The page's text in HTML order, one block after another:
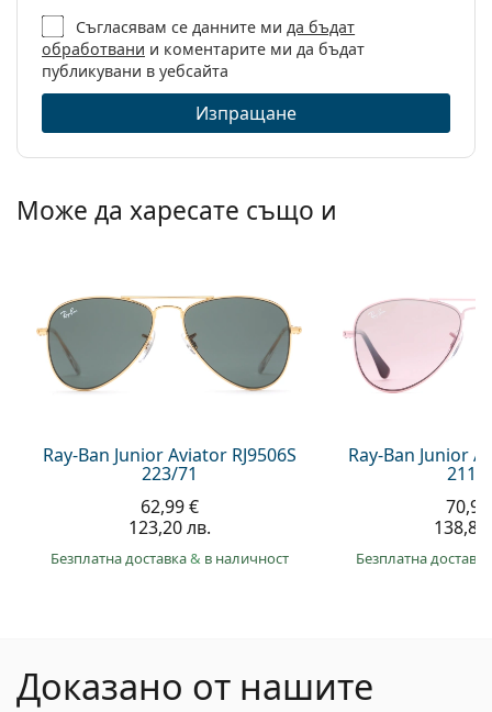
Съгласявам се данните ми да бъдат
обработвани и коментарите ми да бъдат
публикувани в уебсайта
Изпращане
Може да харесате също и
Ray-Ban Junior Aviator RJ9506S
223/71
62,99 €
123,20 лв.
Безплатна доставка& в наличност
Ray-Ban Junior
211/
Безплатна
Доказано от нашите